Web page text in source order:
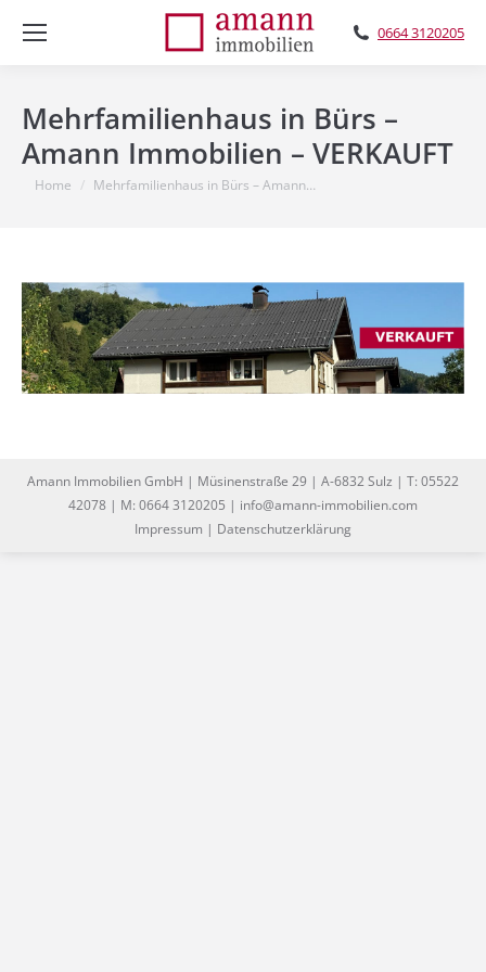
0664 3120205
Mehrfamilienhaus in Bürs –
Amann Immobilien – VERKAUFT
You are here:
Home Mehrfamilienhaus in Bürs – Amann…
Amann Immobilien GmbH | Müsinenstraße 29 | A-6832 Sulz | T: 05522
42078 | M: 0664 3120205 | info@amann-immobilien.com
Impressum | Datenschutzerklärung